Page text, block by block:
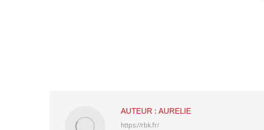
AUTEUR : AURELIE
https://rbk.fr/